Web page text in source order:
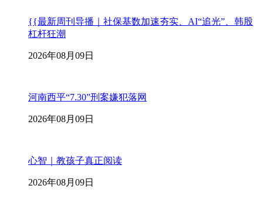
{{最新周刊导播｜社保基数加速夯实、AI“追光”、韩股
杠杆狂潮
2026年08月09日
河南西平“7.30”刑案嫌犯落网
2026年08月09日
心智｜教孩子真正阅读
2026年08月09日